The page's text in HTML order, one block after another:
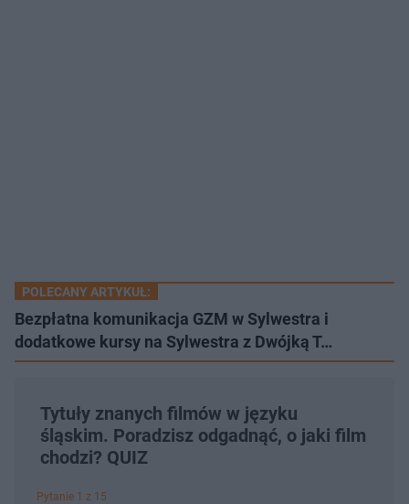
POLECANY ARTYKUŁ:
Bezpłatna komunikacja GZM w Sylwestra i
dodatkowe kursy na Sylwestra z Dwójką T…
Tytuły znanych filmów w języku
śląskim. Poradzisz odgadnąć, o jaki film
chodzi? QUIZ
Pytanie 1 z 15